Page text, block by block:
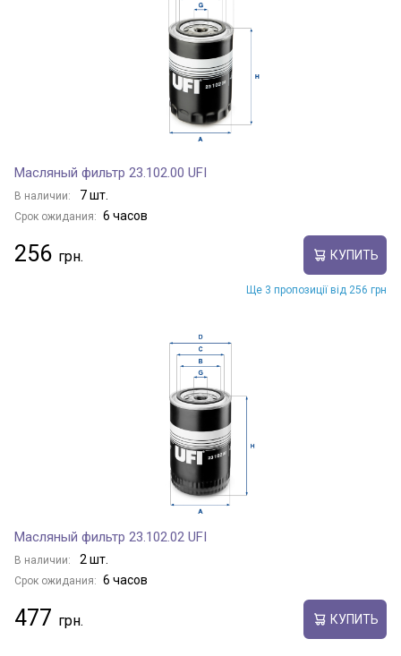
Масляный фильтр 23.102.00 UFI
В наличии: 7 шт.
Срок ожидания: 6 часов
256 КУПИТЬ
Ще 3 пропозиції від 256 грн
Масляный фильтр 23.102.02 UFI
В наличии: 2 шт.
Срок ожидания: 6 часов
477 КУПИТЬ